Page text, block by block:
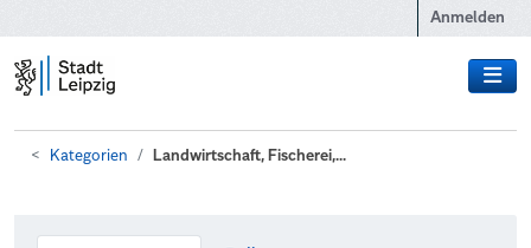
Anmelden
Kategorien Landwirtschaft, Fischerei,...